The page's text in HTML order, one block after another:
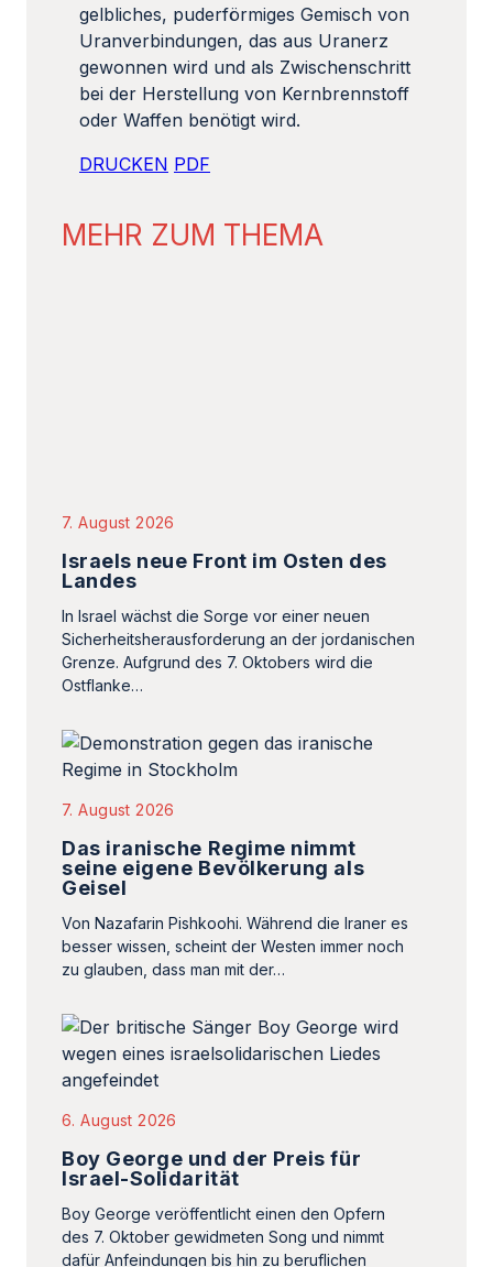
gelbliches, puderförmiges Gemisch von
Uranverbindungen, das aus Uranerz
gewonnen wird und als Zwischenschritt
bei der Herstellung von Kernbrennstoff
oder Waffen benötigt wird.
DRUCKEN PDF
MEHR ZUM THEMA
7. August 2026
Israels neue Front im Osten des
Landes
In Israel wächst die Sorge vor einer neuen
Sicherheitsherausforderung an der jordanischen
Grenze. Aufgrund des 7. Oktobers wird die
Ostflanke…
7. August 2026
Das iranische Regime nimmt
seine eigene Bevölkerung als
Geisel
Von Nazafarin Pishkoohi. Während die Iraner es
besser wissen, scheint der Westen immer noch
zu glauben, dass man mit der…
6. August 2026
Boy George und der Preis für
Israel-Solidarität
Boy George veröffentlicht einen den Opfern
des 7. Oktober gewidmeten Song und nimmt
dafür Anfeindungen bis hin zu beruflichen